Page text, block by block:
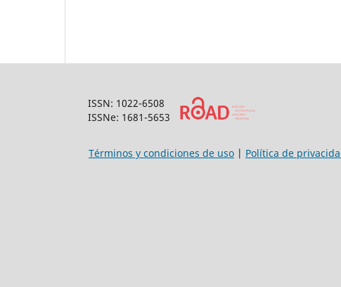
ISSN: 1022-6508
ISSNe: 1681-5653
Términos y condiciones de uso | Política de